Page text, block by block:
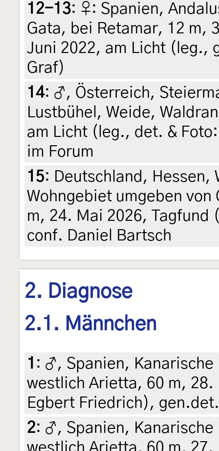
12-13: ♀: Spanien,
Gata, bei Retamar, 12 m,
Juni 2022, am Licht (leg.,
Graf)
14: ♂, Österreich,
Lustbühel, Weide,
am Licht (leg., det. &
im Forum
15: Deutschland, Hessen,
Wohngebiet umgeben
m, 24. Mai 2026, Tagfund
conf. Daniel Bartsch
2. Diagnose
2.1. Männchen
1 : ♂, Spanien, Kanarische
westlich Arietta, 60 m,
Egbert Friedrich),
2: ♂, Spanien, Kanarische
westlich Arietta, 60 m, 27.